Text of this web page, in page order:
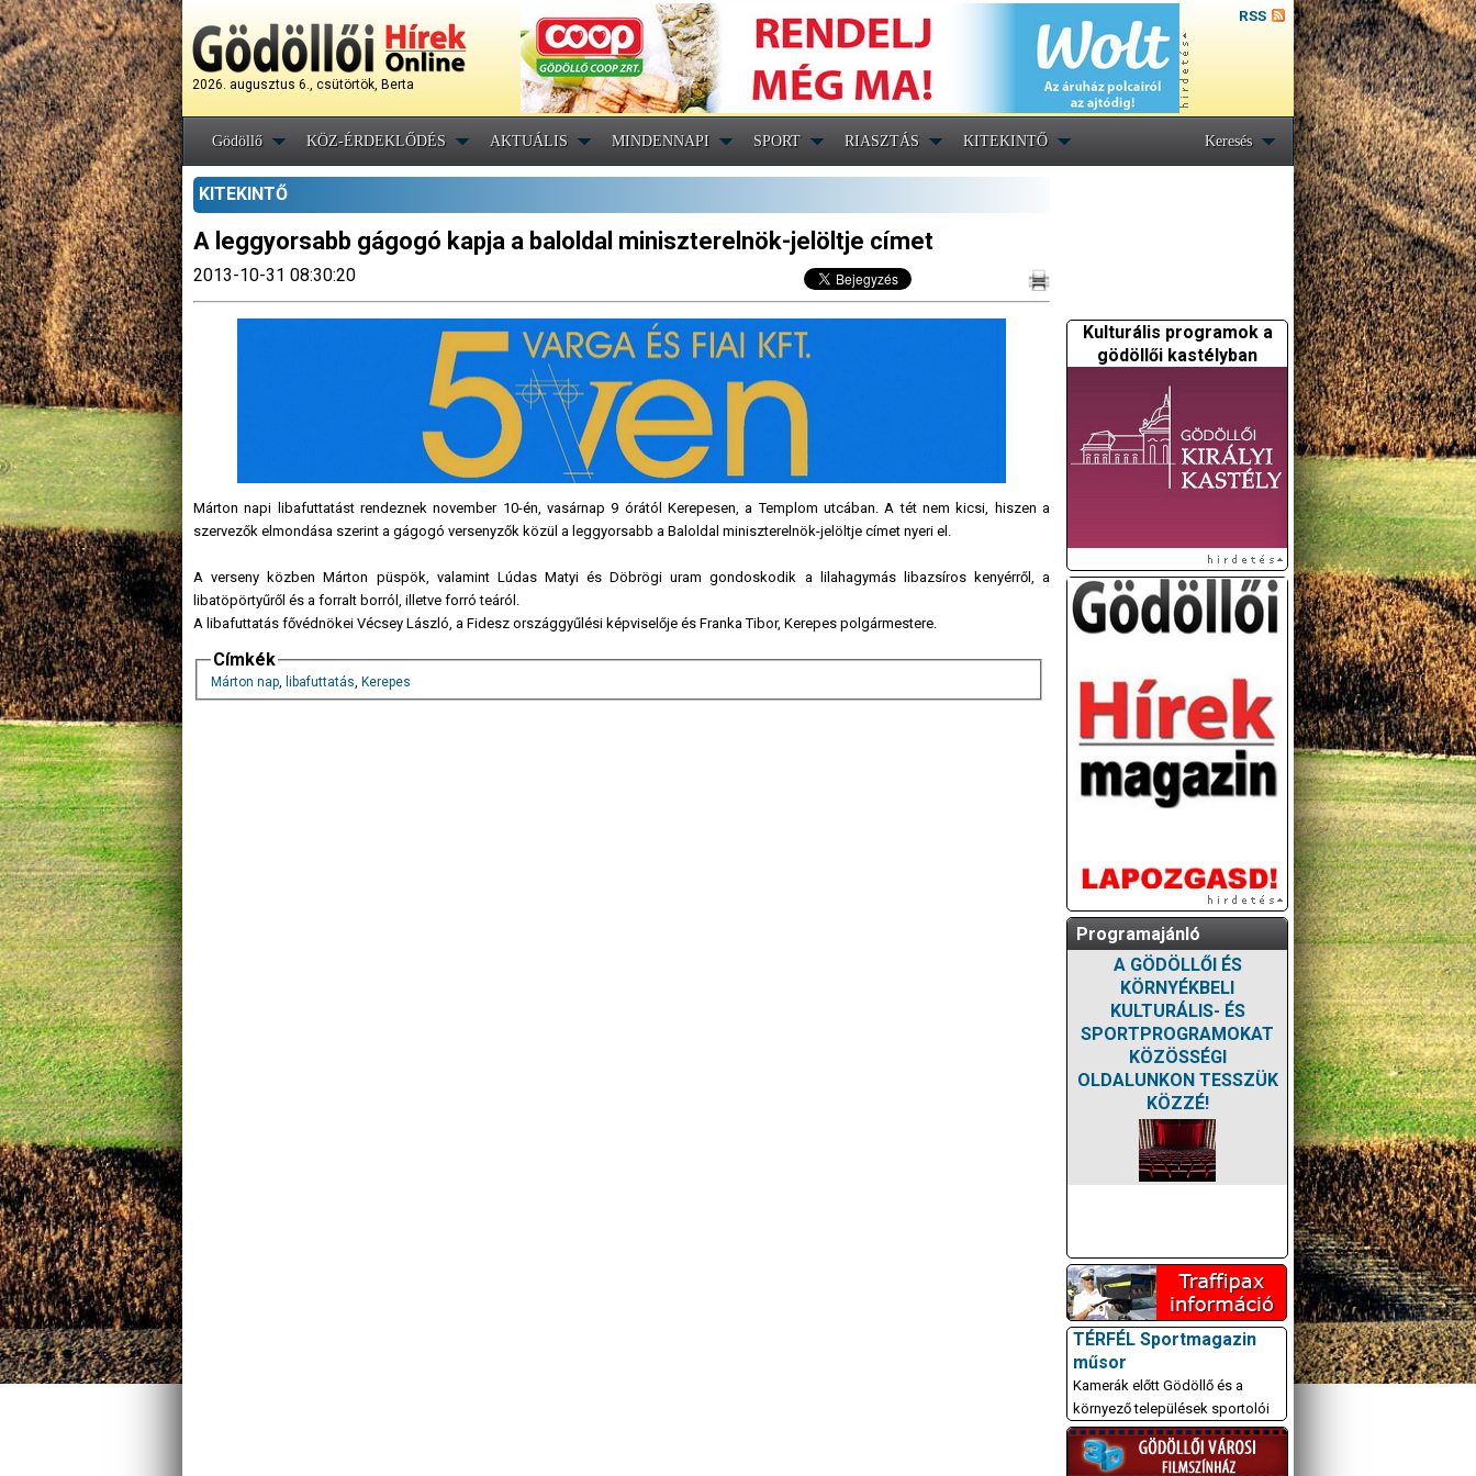
2026. augusztus 6., csütörtök, Berta
RSS
Gödöllő KÖZ-ÉRDEKLŐDÉS AKTUÁLIS MINDENNAPI SPORT RIASZTÁS KITEKINTŐ Keresés
KITEKINTŐ
A leggyorsabb gágogó kapja a baloldal miniszterelnök-jelöltje címet
2013-10-31 08:30:20
Márton napi libafuttatást rendeznek november 10-én, vasárnap 9 órától Kerepesen, a Templom utcában. A tét nem kicsi, hiszen a
szervezők elmondása szerint a gágogó versenyzők közül a leggyorsabb a Baloldal miniszterelnök-jelöltje címet nyeri el.
A verseny közben Márton püspök, valamint Lúdas Matyi és Döbrögi uram gondoskodik a lilahagymás libazsíros kenyérről, a
libatöpörtyűről és a forralt borról, illetve forró teáról.
A libafuttatás fővédnökei Vécsey László, a Fidesz országgyűlési képviselője és Franka Tibor, Kerepes polgármestere.
Címkék
Márton nap, libafuttatás, Kerepes
Kulturális programok a
gödöllői kastélyban
Programajánló
A GÖDÖLLŐI ÉS
KÖRNYÉKBELI
KULTURÁLIS- ÉS
SPORTPROGRAMOKAT
KÖZÖSSÉGI
OLDALUNKON TESSZÜK
KÖZZÉ!
TÉRFÉL Sportmagazin
műsor
Kamerák előtt Gödöllő és a
környező települések sportolói